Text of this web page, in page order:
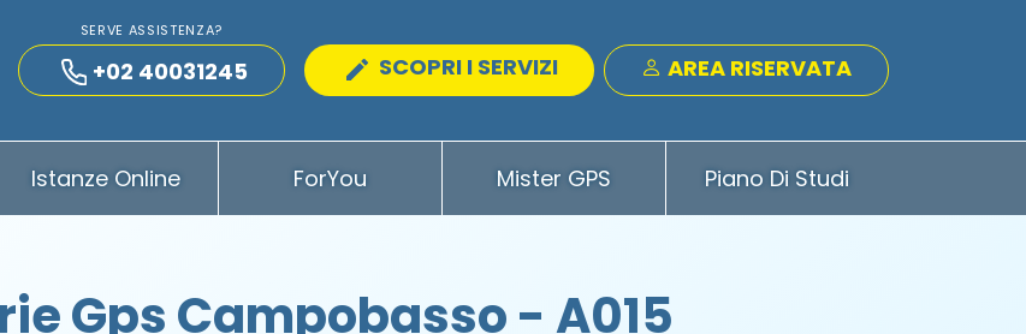
SERVE ASSISTENZA?
+02 40031245 SCOPRI I SERVIZI AREA RISERVATA
Istanze Online ForYou Mister GPS Piano Di Studi
Gps Campobasso - A015